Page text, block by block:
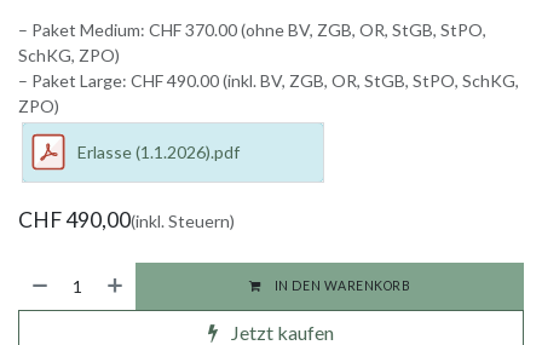
– Paket Medium: CHF 370.00 (ohne BV, ZGB, OR, StGB, StPO,
SchKG, ZPO)
– Paket Large: CHF 490.00 (inkl. BV, ZGB, OR, StGB, StPO, SchKG,
ZPO)
Erlasse (1.1.2026).pdf
CHF490,00(inkl. Steuern)
IN DEN WARENKORB
Jetzt kaufen